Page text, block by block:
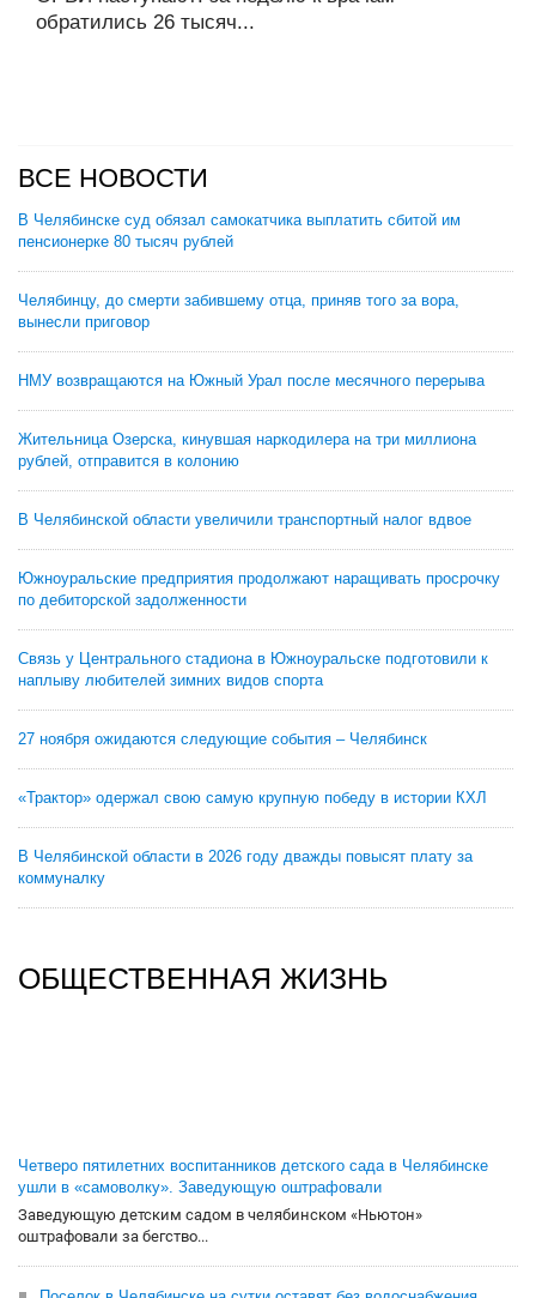
обратились 26 тысяч...
ВСЕ НОВОСТИ
В Челябинске суд обязал самокатчика выплатить сбитой им
пенсионерке 80 тысяч рублей
Челябинцу, до смерти забившему отца, приняв того за вора,
вынесли приговор
НМУ возвращаются на Южный Урал после месячного перерыва
Жительница Озерска, кинувшая наркодилера на три миллиона
рублей, отправится в колонию
В Челябинской области увеличили транспортный налог вдвое
Южноуральские предприятия продолжают наращивать просрочку
по дебиторской задолженности
Связь у Центрального стадиона в Южноуральске подготовили к
наплыву любителей зимних видов спорта
27 ноября ожидаются следующие события – Челябинск
«Трактор» одержал свою самую крупную победу в истории КХЛ
В Челябинской области в 2026 году дважды повысят плату за
коммуналку
ОБЩЕСТВЕННАЯ ЖИЗНЬ
Четверо пятилетних воспитанников детского сада в Челябинске
ушли в «самоволку». Заведующую оштрафовали
Заведующую детским садом в челябинском «Ньютон»
оштрафовали за бегство...